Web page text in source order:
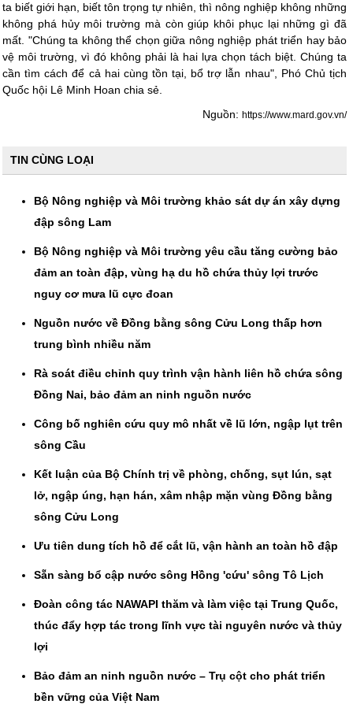
ta biết giới hạn, biết tôn trọng tự nhiên, thì nông nghiệp không những
không phá hủy môi trường mà còn giúp khôi phục lại những gì đã
mất. "Chúng ta không thể chọn giữa nông nghiệp phát triển hay bảo
vệ môi trường, vì đó không phải là hai lựa chọn tách biệt. Chúng ta
cần tìm cách để cả hai cùng tồn tại, bổ trợ lẫn nhau", Phó Chủ tịch
Quốc hội Lê Minh Hoan chia sẻ.
Nguồn: https://www.mard.gov.vn/
TIN CÙNG LOẠI
Bộ Nông nghiệp và Môi trường khảo sát dự án xây dựng
đập sông Lam
Bộ Nông nghiệp và Môi trường yêu cầu tăng cường bảo
đảm an toàn đập, vùng hạ du hồ chứa thủy lợi trước
nguy cơ mưa lũ cực đoan
Nguồn nước về Đồng bằng sông Cửu Long thấp hơn
trung bình nhiều năm
Rà soát điều chỉnh quy trình vận hành liên hồ chứa sông
Đồng Nai, bảo đảm an ninh nguồn nước
Công bố nghiên cứu quy mô nhất về lũ lớn, ngập lụt trên
sông Cầu
Kết luận của Bộ Chính trị về phòng, chống, sụt lún, sạt
lở, ngập úng, hạn hán, xâm nhập mặn vùng Đồng bằng
sông Cửu Long
Ưu tiên dung tích hồ để cắt lũ, vận hành an toàn hồ đập
Sẵn sàng bổ cập nước sông Hồng 'cứu' sông Tô Lịch
Đoàn công tác NAWAPI thăm và làm việc tại Trung Quốc,
thúc đẩy hợp tác trong lĩnh vực tài nguyên nước và thủy
lợi
Bảo đảm an ninh nguồn nước – Trụ cột cho phát triển
bền vững của Việt Nam